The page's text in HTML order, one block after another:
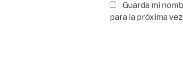
Guarda mi
para la próxima